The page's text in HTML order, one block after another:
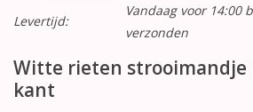
Levertijd:
Vandaag voor 14:00
verzonden
Witte rieten strooimandje
kant